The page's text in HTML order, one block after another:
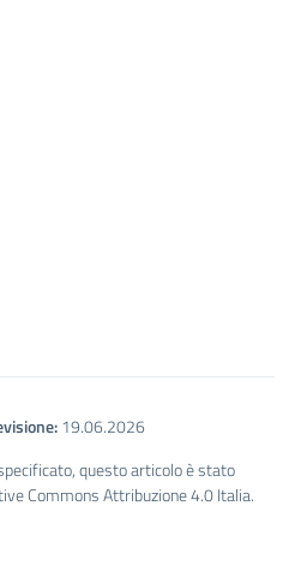
19.06.2026
questo articolo è stato
Commons Attribuzione 4.0 Italia.